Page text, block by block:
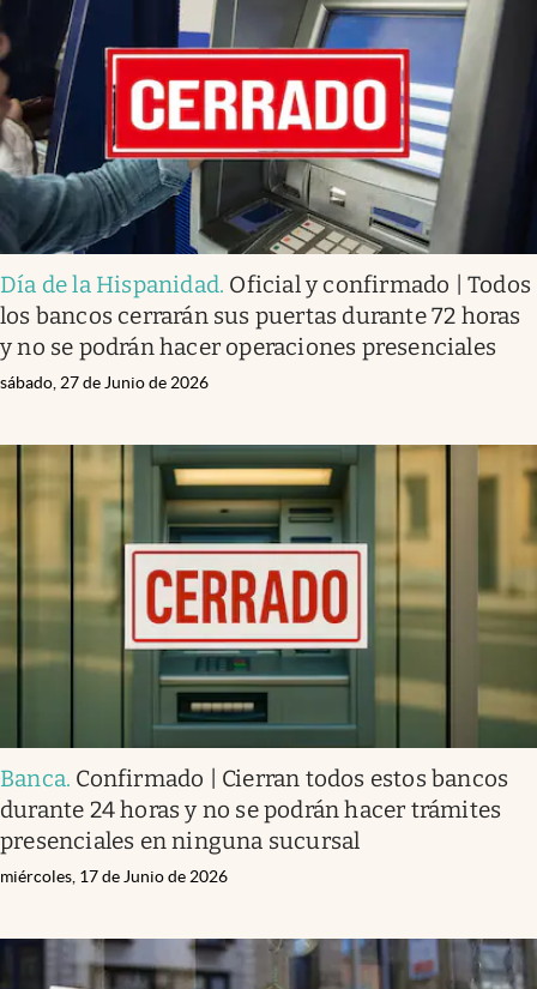
Infotechnology
Clase
Clima
Mundial 2026
Eventos Corporativos
El Cronista Studio
Mediakit
abre en nueva pestaña
Argentina
Día de la Hispanidad. Oficial y confirmado | Todos
los bancos cerrarán sus puertas durante 72 horas
y no se podrán hacer operaciones presenciales
sábado, 27 de Junio de 2026
Banca. Confirmado | Cierran todos estos bancos
durante 24 horas y no se podrán hacer trámites
presenciales en ninguna sucursal
miércoles, 17 de Junio de 2026